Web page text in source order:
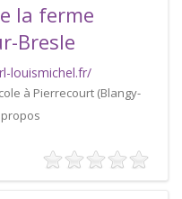
la ferme
Bresle
louismichel.fr/
à Pierrecourt (Blangy-
propos